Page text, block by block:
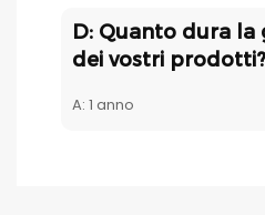
D: Quanto dura la
dei vostri prodotti?
A: 1 anno